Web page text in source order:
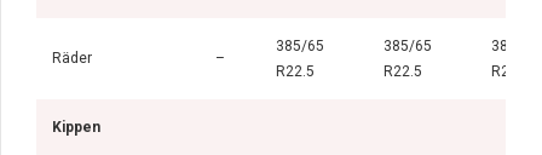
Räder –
385/65
R22.5
385/65
R22.5
385/65
R22.5
Kippen